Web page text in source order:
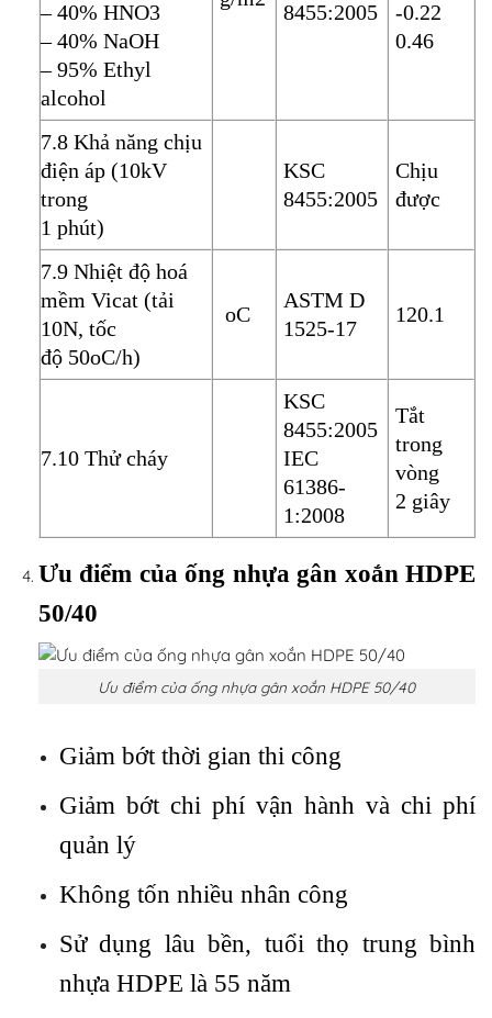
– 40% HNO3
– 40% NaOH
– 95% Ethyl
alcohol
8455:2005
-0.22
0.46
7.8 Khả năng chịu
điện áp (10kV
trong
1 phút)
KSC
8455:2005
Chịu
được
7.9 Nhiệt độ hoá
mềm Vicat (tải
10N, tốc
độ 50oC/h)
oC
ASTM D
1525-17
120.1
7.10 Thử cháy
KSC
8455:2005
IEC
61386-
1:2008
Tắt
trong
vòng
2 giây
Ưu điểm của ống nhựa gân xoắn HDPE
50/40
Ưu điểm của ống nhựa gân xoắn HDPE 50/40
Giảm bớt thời gian thi công
Giảm bớt chi phí vận hành và chi phí
quản lý
Không tốn nhiều nhân công
Sử dụng lâu bền, tuổi thọ trung bình
nhựa HDPE là 55 năm